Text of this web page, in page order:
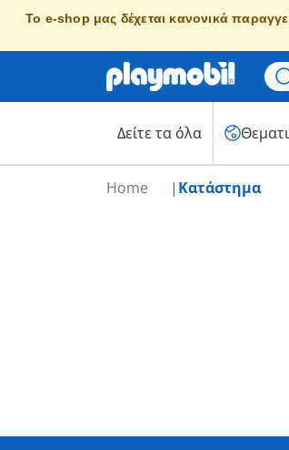
Το e-shop μας δέχεται κανονικά
Δείτε τα όλα
Home Κατάστημα